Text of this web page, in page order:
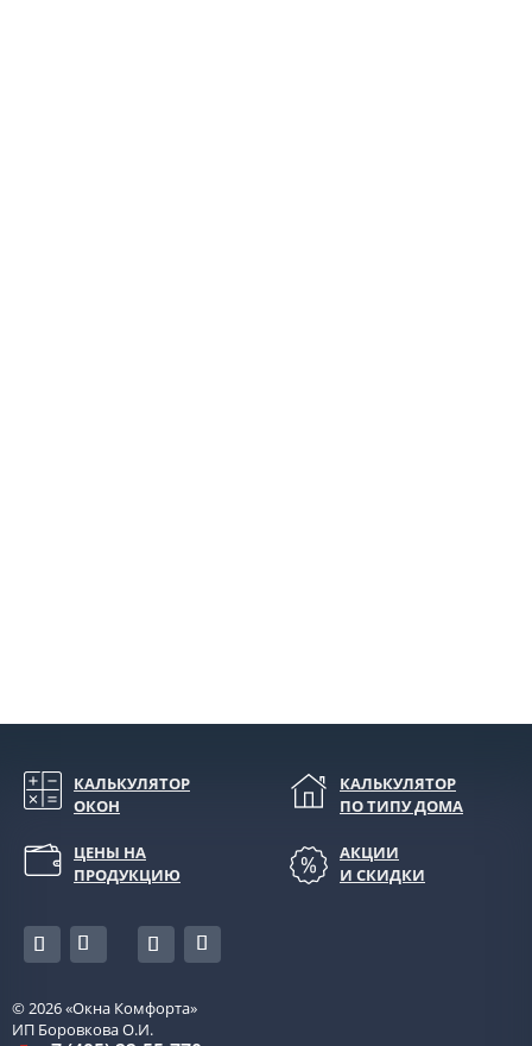
КАЛЬКУЛЯТОР
ОКОН
КАЛЬКУЛЯТОР
ПО ТИПУ ДОМА
ЦЕНЫ НА
ПРОДУКЦИЮ
АКЦИИ
И СКИДКИ
© 2026«Окна Комфорта»
ИП Боровкова О.И.